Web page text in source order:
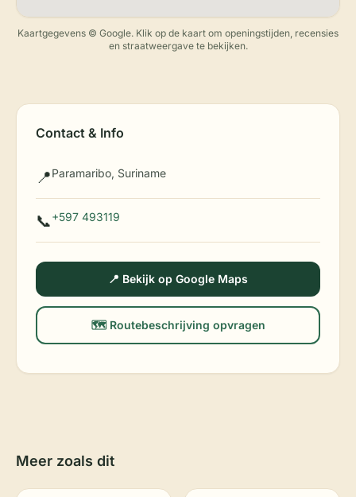
Kaartgegevens © Google. Klik op de kaart om openingstijden, recensies
en straatweergave te bekijken.
Contact & Info
📍Paramaribo, Suriname
📞+597 493119
📍 Bekijk op Google Maps
🗺️ Routebeschrijving opvragen
Meer zoals dit